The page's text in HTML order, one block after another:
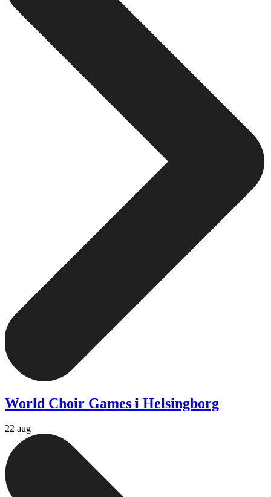
World Choir Games i Helsingborg
22 aug